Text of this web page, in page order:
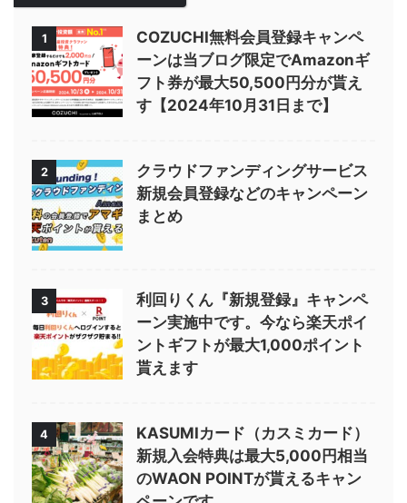
1
COZUCHI無料会員登録キャンペ
ーンは当ブログ限定でAmazonギ
フト券が最大50,500円分が貰え
す【2024年10月31日まで】
2
クラウドファンディングサービス
新規会員登録などのキャンペーン
まとめ
3
利回りくん『新規登録』キャンペ
ーン実施中です。今なら楽天ポイ
ントギフトが最大1,000ポイント
貰えます
4
KASUMIカード（カスミカード）
新規入会特典は最大5,000円相当
のWAON POINTが貰えるキャン